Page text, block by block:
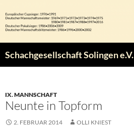
Inhalt
springen
Schachgesellschaft Solingen e.V.
IX. MANNSCHAFT
Neunte in Topform
2. FEBRUAR 2014 OLLI KNIEST